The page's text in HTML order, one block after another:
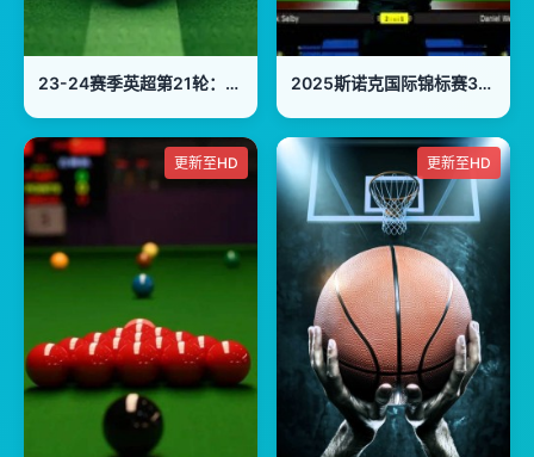
23-24赛季英超第21轮：伯恩茅斯vs利物浦 2025斯诺克国际锦标赛32进16马克·塞尔比6-3丹尼尔·威尔斯20251104
更新至HD 更新至HD